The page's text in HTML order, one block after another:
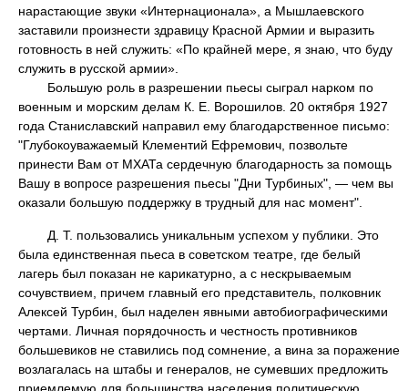
нарастающие звуки «Интернационала», а Мышлаевского
заставили произнести здравицу Красной Армии и выразить
готовность в ней служить: «По крайней мере, я знаю, что буду
служить в русской армии».
Большую роль в разрешении пьесы сыграл нарком по
военным и морским делам К. Е. Ворошилов. 20 октября 1927
года Станиславский направил ему благодарственное письмо:
"Глубокоуважаемый Клементий Ефремович, позвольте
принести Вам от МХАТа сердечную благодарность за помощь
Вашу в вопросе разрешения пьесы "Дни Турбиных", — чем вы
оказали большую поддержку в трудный для нас момент".
Д. Т. пользовались уникальным успехом у публики. Это
была единственная пьеса в советском театре, где белый
лагерь был показан не карикатурно, а с нескрываемым
сочувствием, причем главный его представитель, полковник
Алексей Турбин, был наделен явными автобиографическими
чертами. Личная порядочность и честность противников
большевиков не ставились под сомнение, а вина за поражение
возлагалась на штабы и генералов, не сумевших предложить